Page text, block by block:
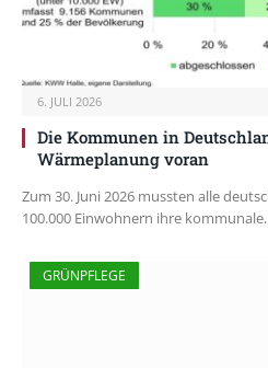
6. JULI 2026
Die Kommunen in
Wärmeplanung voran
Zum 30. Juni 2026 mussten alle
100.000 Einwohnern ihre
GRÜNPFLEGE